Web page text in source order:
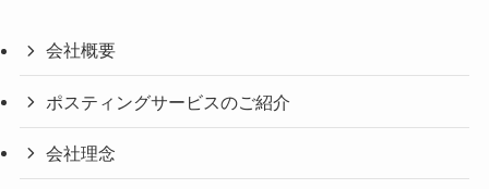
会社概要
ポスティングサービスのご紹介
会社理念